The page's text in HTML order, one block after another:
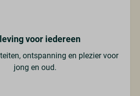
voor iedereen
ontspanning en plezier voor
jong en oud.